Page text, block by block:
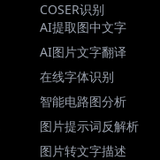
COSER识别
AI提取图中文字
AI图片文字翻译
在线字体识别
智能电路图分析
图片提示词反解析
图片转文字描述